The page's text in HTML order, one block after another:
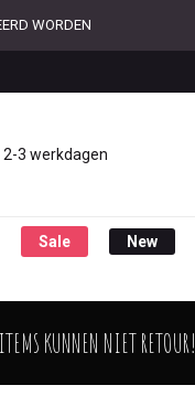
WORDEN
2-3 werkdagen
Sale New
KUNNEN NIET RETOUR!